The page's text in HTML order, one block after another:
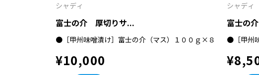
シャディ
富士の介 厚切りサ...
●［甲州味噌漬け］富士の介（マス）１００ｇ×８
¥10,000
シャディ
富士の
●［甲州